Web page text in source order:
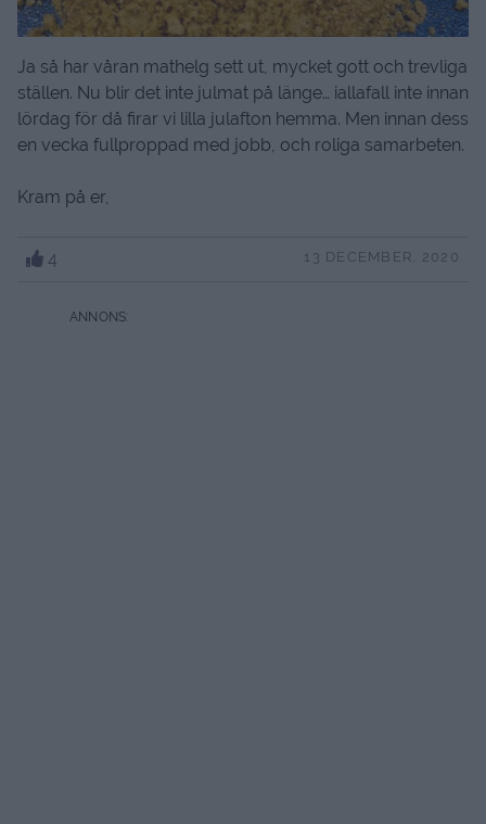
Ja så har våran mathelg sett ut, mycket gott och trevliga
ställen. Nu blir det inte julmat på länge… iallafall inte innan
lördag för då firar vi lilla julafton hemma. Men innan dess
en vecka fullproppad med jobb, och roliga samarbeten.
Kram på er,
4 13 DECEMBER, 2020